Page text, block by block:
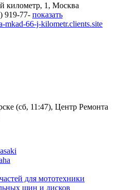
1, Москва
919-77- показать
mkad-66-j-kilometr.clients.site
(сб, 11:47), Центр Ремонта
для мототехники
шин и дисков